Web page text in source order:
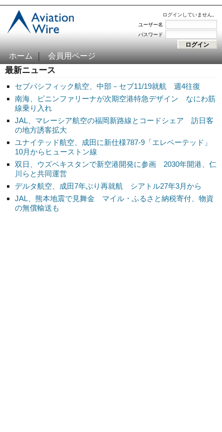
ログインしていません。
ユーザー名
パスワード
ホーム 会員用ページ
最新ニュース
セブパシフィック航空、中部－セブ11/19就航 週4往復
南海、ピニンファリーナが次期空港特急デザイン なにわ筋
線乗り入れ
JAL、マレーシア航空の福岡新路線とコードシェア 訪日客
の地方誘客拡大
ユナイテッド航空、成田に新仕様787-9「エレベーテッド」
10月からヒューストン線
双日、ウズベキスタンで新空港開発に参画 2030年開港、仁
川らと共同運営
デルタ航空、成田7年ぶり再就航 シアトル27年3月から
JAL、熊本地震で見舞金 マイル・ふるさと納税寄付、物資
の無償輸送も